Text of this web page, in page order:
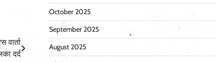
दर्द
October 2025
September 2025
August 2025